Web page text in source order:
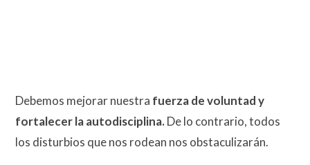
Debemos mejorar nuestra fuerza de voluntad y
fortalecer la autodisciplina.De lo contrario, todos
los disturbios que nos rodean nos obstaculizarán.